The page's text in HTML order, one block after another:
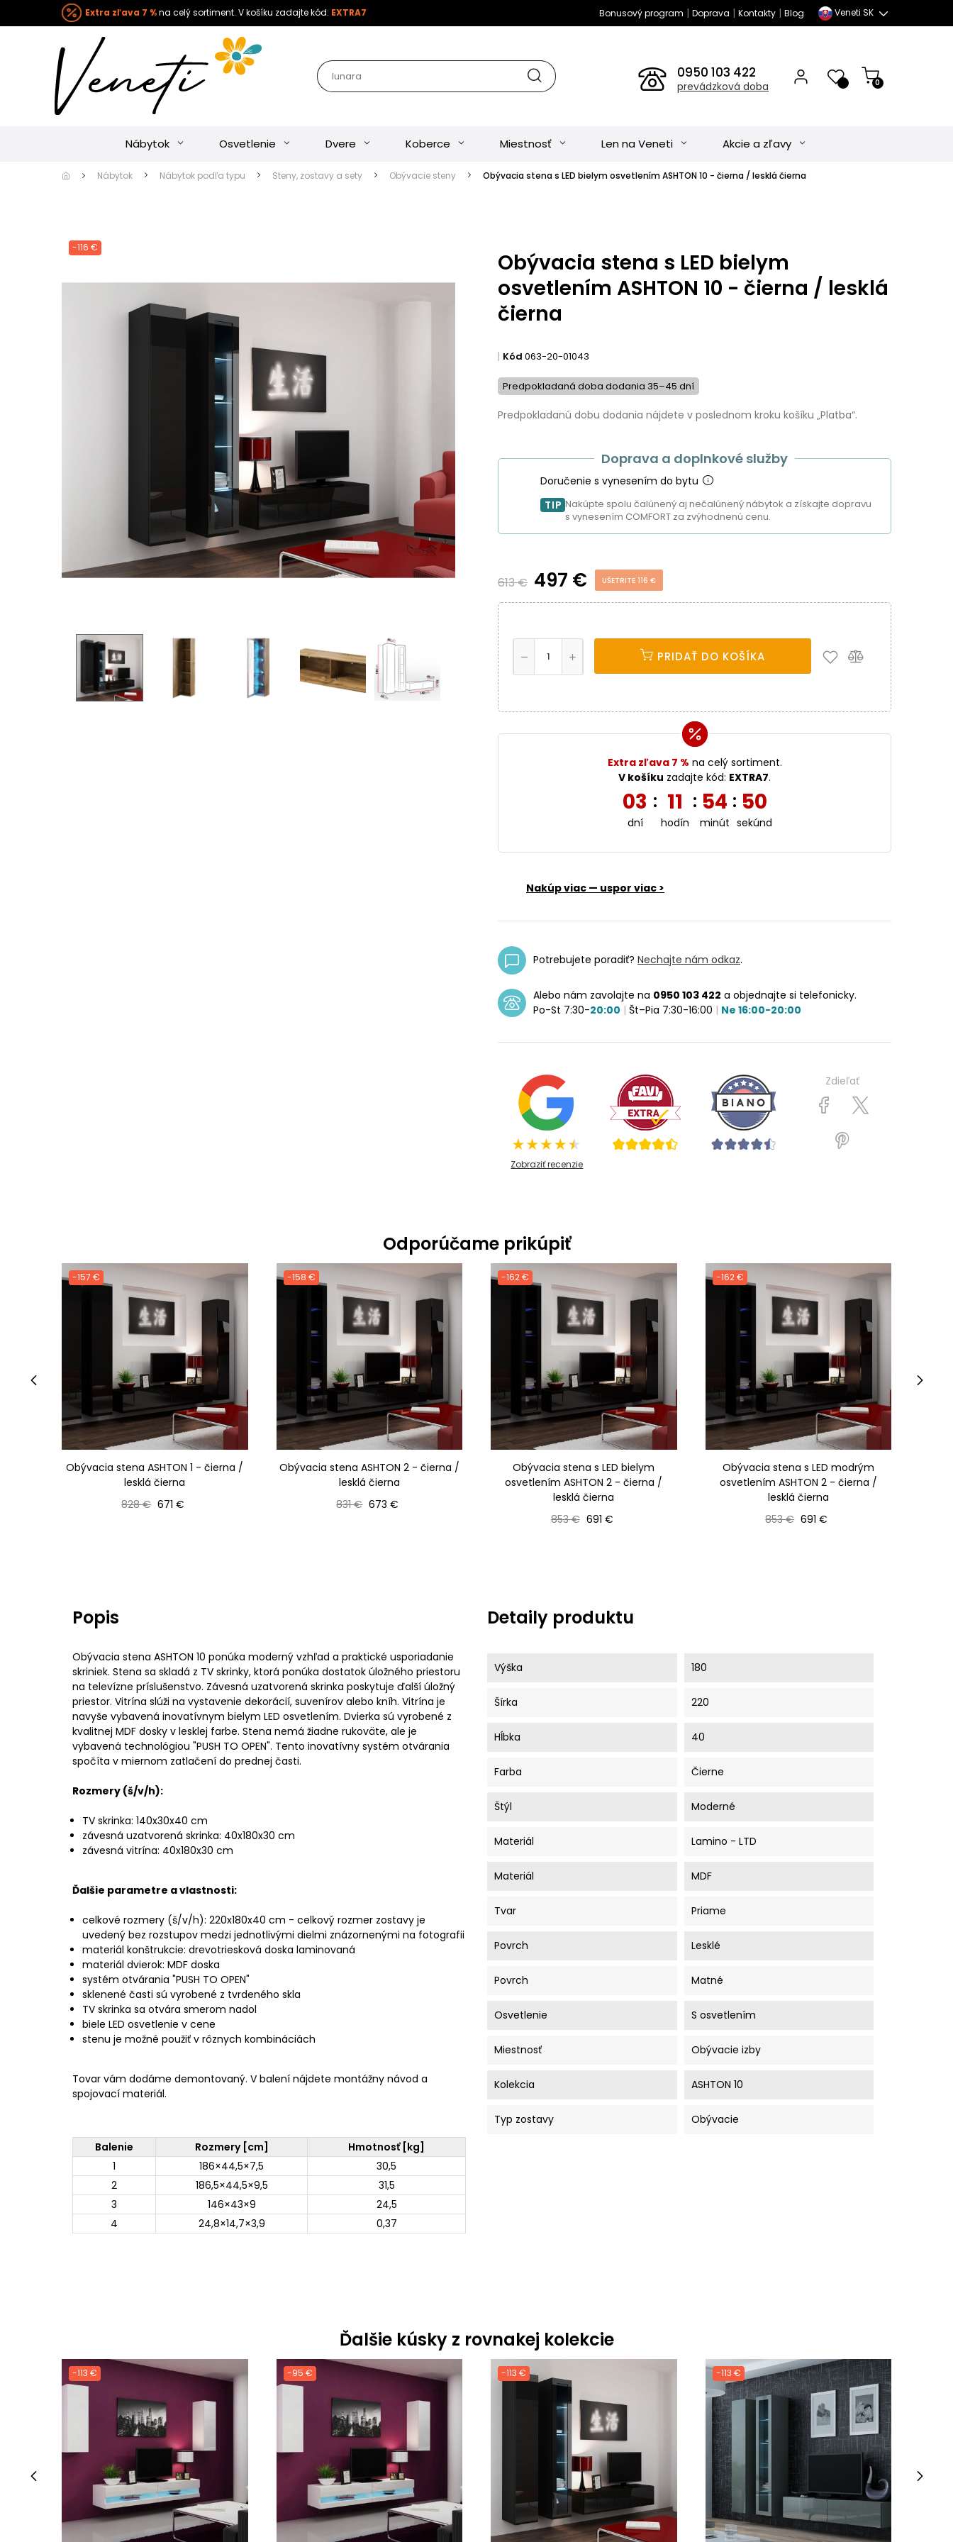
Extra zľava 7 %na celý sortiment. V košíku zadajte kód: EXTRA7 Bonusový program | Doprava | Kontakty| Blog Veneti SK
0950 103 422
prevádzková doba 0
Nábytok Osvetlenie Dvere Koberce Miestnosť Len na Veneti Akcie a zľavy
Nábytok Nábytok podľa typu Steny, zostavy a sety Obývacie steny Obývacia stena s LED bielym osvetlením ASHTON 10 - čierna / lesklá čierna
-116 €
Obývacia stena s LED bielym
osvetlením ASHTON 10 - čierna / lesklá
čierna
Kód 063-20-01043
Predpokladaná doba dodania 35–45 dní
Predpokladanú dobu dodania nájdete v poslednom kroku košíku „Platba“.
Doprava a doplnkové služby
Doručenie s vynesením do bytu
TIP Nakúpte spolu čalúnený aj nečalúnený nábytok a získajte dopravu
s vynesením COMFORT za zvýhodnenú cenu.
613 € 497 € UŠETRITE 116 €
PRIDAŤ DO KOŠÍKA
Extra zľava 7 % na celý sortiment.
V košíku zadajte kód: EXTRA7.
03
dní
: 11
hodín
: 54
minút
: 49
sekúnd
Nakúp viac — uspor viac >
Potrebujete poradiť? Nechajte nám odkaz.
Alebo nám zavolajte na 0950 103 422 a objednajte si telefonicky.
Po-St 7:30-20:00 | Št–Pia 7:30-16:00 | Ne 16:00-20:00
Zobraziť recenzie
Zdieľať
Odporúčame prikúpiť
-157 €
Obývacia stena ASHTON 1 - čierna /
lesklá čierna
Bežná cena
828 € Cena
671 €
-158 €
Obývacia stena ASHTON 2 - čierna /
lesklá čierna
Bežná cena
831 € Cena
673 €
-162 €
Obývacia stena s LED bielym
osvetlením ASHTON 2 - čierna /
lesklá čierna
Bežná cena
853 € Cena
691 €
-162 €
Obývacia stena s LED modrým
osvetlením ASHTON 2 - čierna /
lesklá čierna
Bežná cena
853 € Cena
691 €
Popis
Obývacia stena ASHTON 10 ponúka moderný vzhľad a praktické usporiadanie
skriniek. Stena sa skladá z TV skrinky, ktorá ponúka dostatok úložného priestoru
na televízne príslušenstvo. Závesná uzatvorená skrinka poskytuje ďalší úložný
priestor. Vitrína slúži na vystavenie dekorácií, suvenírov alebo kníh. Vitrína je
navyše vybavená inovatívnym bielym LED osvetlením. Dvierka sú vyrobené z
kvalitnej MDF dosky v lesklej farbe. Stena nemá žiadne rukoväte, ale je
vybavená technológiou "PUSH TO OPEN". Tento inovatívny systém otvárania
spočíta v miernom zatlačení do prednej časti.
Rozmery (š/v/h):
TV skrinka: 140x30x40 cm
závesná uzatvorená skrinka: 40x180x30 cm
závesná vitrína: 40x180x30 cm
Ďalšie parametre a vlastnosti:
celkové rozmery (š/v/h): 220x180x40 cm - celkový rozmer zostavy je
uvedený bez rozstupov medzi jednotlivými dielmi znázornenými na fotografii
materiál konštrukcie: drevotriesková doska laminovaná
materiál dvierok: MDF doska
systém otvárania "PUSH TO OPEN"
sklenené časti sú vyrobené z tvrdeného skla
TV skrinka sa otvára smerom nadol
biele LED osvetlenie v cene
stenu je možné použiť v rôznych kombináciách
Tovar vám dodáme demontovaný. V balení nájdete montážny návod a
spojovací materiál.
Balenie Rozmery [cm]
Hmotnosť [kg]
1
186×44,5×7,5
30,5
2
186,5×44,5×9,5
31,5
3
146×43×9
24,5
4
24,8×14,7×3,9 0,37
Detaily produktu
Výška 180
Šírka 220
Hĺbka 40
Farba Čierne
Štýl Moderné
Materiál Lamino - LTD
Materiál MDF
Tvar Priame
Povrch Lesklé
Povrch Matné
Osvetlenie S osvetlením
Miestnosť Obývacie izby
Kolekcia ASHTON 10
Typ zostavy Obývacie
Ďalšie kúsky z rovnakej kolekcie
-113 € -95 € -113 € -113 €